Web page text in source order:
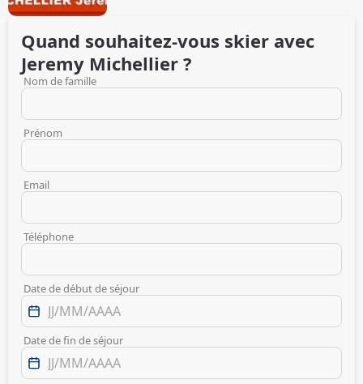
Quand souhaitez-vous skier avec
Jeremy Michellier ?
Nom de famille
Prénom
Email
Téléphone
Date de début de séjour
Date de fin de séjour